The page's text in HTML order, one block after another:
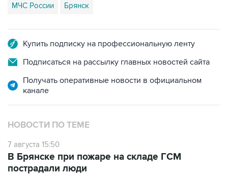
МЧС России Брянск
Купить подписку на профессиональную ленту
Подписаться на рассылку главных новостей сайта
Получать оперативные новости в официальном
канале
НОВОСТИ ПО ТЕМЕ
7 августа 15:50
В Брянске при пожаре на складе ГСМ
пострадали люди